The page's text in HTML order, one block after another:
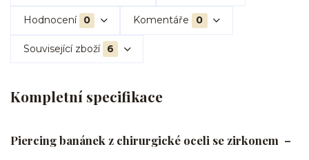
Hodnocení 0 Komentáře 0
Související zboží 6
Kompletní specifikace
Piercing banánek z chirurgické oceli se zirkonem –